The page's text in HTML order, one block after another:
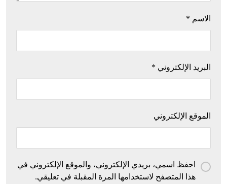
الاسم *
البريد الإلكتروني *
الموقع الإلكتروني
احفظ اسمي، بريدي الإلكتروني، والموقع الإلكتروني في
هذا المتصفح لاستخدامها المرة المقبلة في تعليقي.